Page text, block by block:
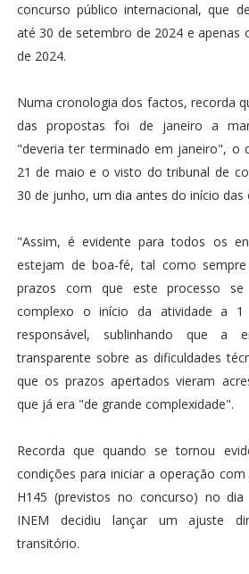
concurso público internacional, que
até 30 de setembro de 2024 e apenas
de 2024.
Numa cronologia dos factos, recorda
das propostas foi de janeiro a
"deveria ter terminado em janeiro", o
21 de maio e o visto do tribunal de
30 de junho, um dia antes do início das
"Assim, é evidente para todos os
estejam de boa-fé, tal como
prazos com que este processo se
complexo o início da atividade a
responsável, sublinhando que a
transparente sobre as dificuldades
que os prazos apertados vieram
que já era "de grande complexidade".
Recorda que quando se tornou
condições para iniciar a operação
H145 (previstos no concurso) no
INEM decidiu lançar um ajuste
transitório.